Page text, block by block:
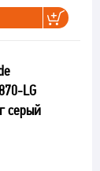
LG
серый